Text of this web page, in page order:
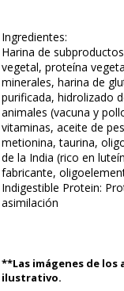
Ingredientes:
Harina de
vegetal, proteína
minerales, harina de
purificada, hidrolizado
animales (vacuna y
vitaminas, aceite de
metionina, taurina,
de la India (rico en
fabricante,
Indigestible Protein:
asimilación
**Las imágenes de
ilustrativo.